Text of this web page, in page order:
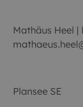
Mathäus Heel |
Plansee SE